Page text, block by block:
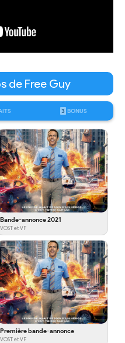
de Free Guy
3 BONUS
Bande-annonce 2021
VOST et VF
Première bande-annonce
VOST et VF